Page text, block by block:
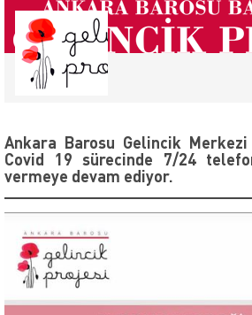
Ankara Barosu Gelincik
Covid 19 sürecinde 7/24
vermeye devam ediyor.